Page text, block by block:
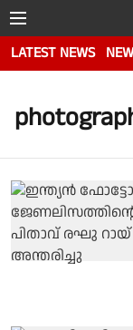
LATEST NEWS